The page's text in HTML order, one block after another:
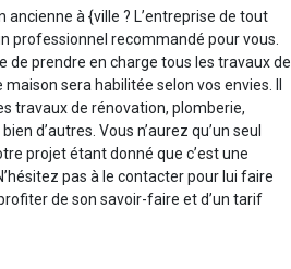
à {ville ? L’entreprise de tout
professionnel recommandé pour vous.
de prendre en charge tous les travaux de
sera habilitée selon vos envies. Il
travaux de rénovation, plomberie,
d’autres. Vous n’aurez qu’un seul
projet étant donné que c’est une
pas à le contacter pour lui faire
de son savoir-faire et d’un tarif